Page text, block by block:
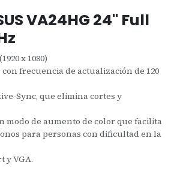
VA24HG 24" Full
x 1080)
con frecuencia de actualización de 120
Sync, que elimina cortes y
modo de aumento de color que facilita
para personas con dificultad en la
y VGA.